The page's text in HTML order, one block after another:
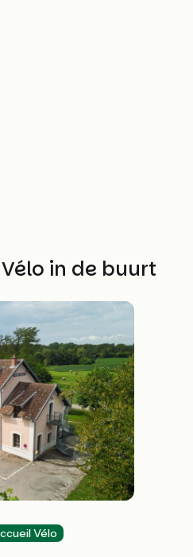
Vélo in de buurt
Vélo